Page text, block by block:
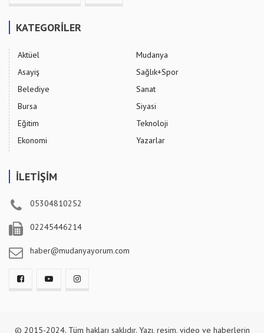
KATEGORİLER
Aktüel
Asayiş
Belediye
Bursa
Eğitim
Ekonomi
Mudanya
Sağlık+Spor
Sanat
Siyasi
Teknoloji
Yazarlar
İLETİŞİM
05304810252
02245446214
haber@mudanyayorum.com
© 2015-2024. Tüm hakları saklıdır. Yazı, resim, video ve haberlerin